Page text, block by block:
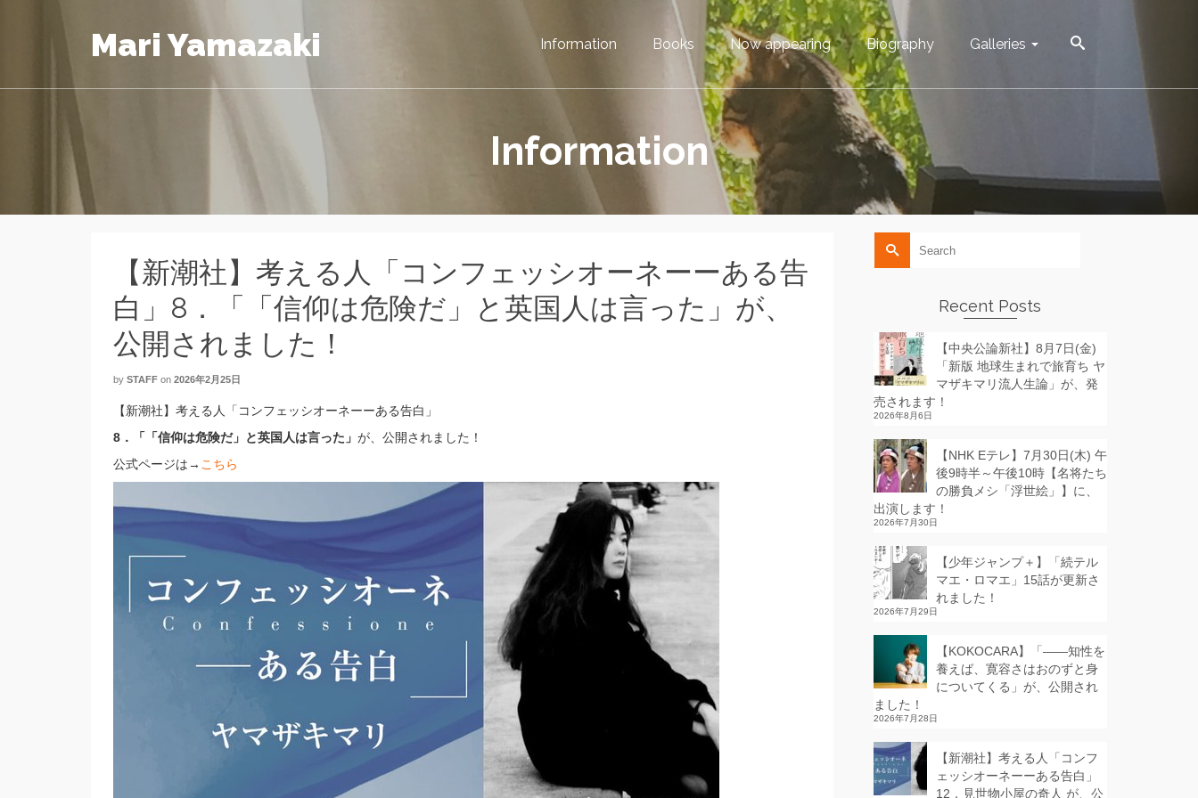
Mari Yamazaki Information Books Now appearing Biography Galleries
Information
【新潮社】考える人「コンフェッシオーネーーある告
白」8．「「信仰は危険だ」と英国人は言った」が、
公開されました！
by STAFF on 2026年2月25日
【新潮社】考える人「コンフェッシオーネーーある告白」
8．「「信仰は危険だ」と英国人は言った」 が、公開されました！
公式ページは→ こちら
Search
for:
Recent Posts
【中央公論新社】8月7日(金)
「新版 地球生まれで旅育ち ヤ
マザキマリ流人生論」が、発
売されます！
2026年8月6日
【NHK Eテレ】7月30日(木) 午
後9時半～午後10時【名将たち
の勝負メシ「浮世絵」】に、
出演します！
2026年7月30日
【少年ジャンプ＋】「続テル
マエ・ロマエ」15話が更新さ
れました！
2026年7月29日
【KOKOCARA】「——知性を
養えば、寛容さはおのずと身
についてくる」が、公開され
ました！
2026年7月28日
【新潮社】考える人「コンフ
ェッシオーネーーある告白」
12．見世物小屋の奇人 が、公